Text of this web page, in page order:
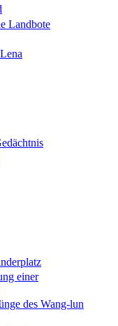
Landbote
einer
des Wang-lun